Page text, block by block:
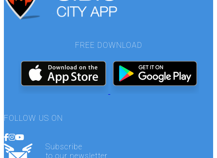
FREE DOWNLOAD
FOLLOW US ON
Subscribe
to our newsletter